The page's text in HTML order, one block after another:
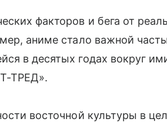
факторов и бега от
аниме стало важной
в десятых годах вокруг
ТРЕД».
восточной культуры в